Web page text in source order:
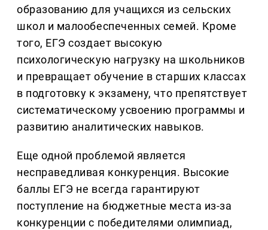
образованию для учащихся из сельских
школ и малообеспеченных семей. Кроме
того, ЕГЭ создает высокую
психологическую нагрузку на школьников
и превращает обучение в старших классах
в подготовку к экзамену, что препятствует
систематическому усвоению программы и
развитию аналитических навыков.
Еще одной проблемой является
несправедливая конкуренция. Высокие
баллы ЕГЭ не всегда гарантируют
поступление на бюджетные места из-за
конкуренции с победителями олимпиад,